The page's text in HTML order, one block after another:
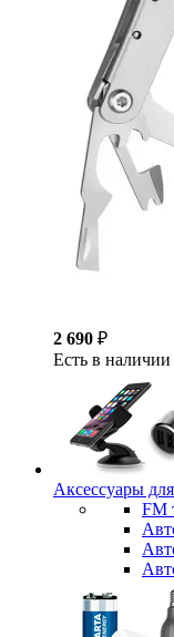
2 690 ₽
Есть в наличии
Аксессуары
FM